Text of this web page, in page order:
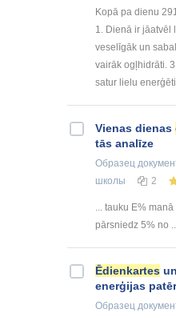
Kopā pa dienu
1. Dienā ir jāatvēl
veselīgāk un
vairāk ogļhidrāti.
satur lielu
Vienas dienas
tās analīze
Образец
школы
2
... tauku E% manā
pārsniedz 5% no
Ēdienkartes
enerģijas
Образец